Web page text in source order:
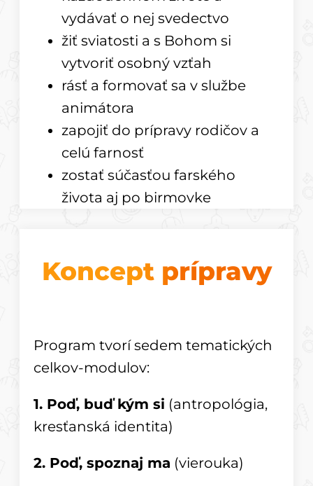
vydávať o nej svedectvo
žiť sviatosti a s Bohom si
vytvoriť osobný vzťah
rásť a formovať sa v službe
animátora
zapojiť do prípravy rodičov a
celú farnosť
zostať súčasťou farského
života aj po birmovke
Koncept prípravy
Program tvorí sedem tematických
celkov-modulov:
1. Poď, buď kým si (antropológia,
kresťanská identita)
2. Poď, spoznaj ma (vierouka)